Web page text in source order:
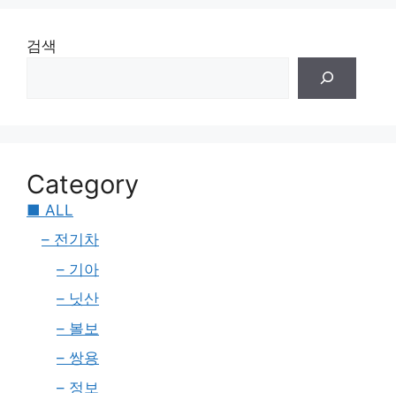
검색
Category
■ ALL
– 전기차
– 기아
– 닛산
– 볼보
– 쌍용
– 정보